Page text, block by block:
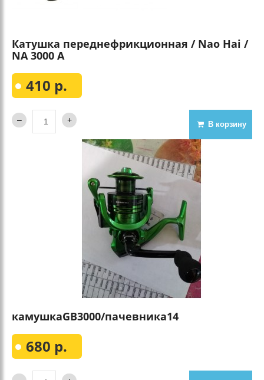
Катушка переднефрикционная / Nao Hai /
NA 3000 А
410 р.
В корзину
камушкаGВ3000/пачевника14
680 р.